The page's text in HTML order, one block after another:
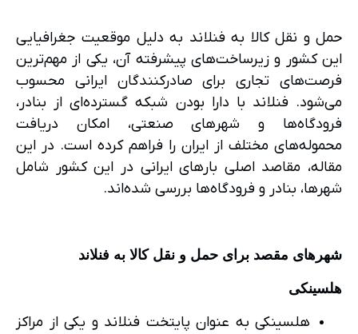
حمل و نقل کالا به فنلاند به دلیل موقعیت جغرافیایی
این کشور و زیرساخت‌های پیشرفته آن، یکی از مهم‌ترین
فرصت‌های تجاری برای صادرکنندگان ایرانی محسوب
می‌شود. فنلاند با دارا بودن شبکه گسترده‌ای از بنادر،
فرودگاه‌ها و شهرهای صنعتی، امکان دریافت
محموله‌های مختلف از ایران را فراهم کرده است. در این
مقاله، مقاصد اصلی بارهای ایرانی در این کشور شامل
شهرها، بنادر و فرودگاه‌ها بررسی شده‌اند.
شهرهای مقصد برای حمل و نقل کالا به فنلاند
هلسینکی
هلسینکی به عنوان پایتخت فنلاند و یکی از مراکز